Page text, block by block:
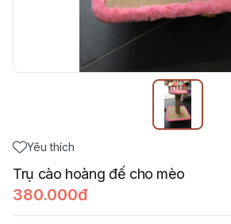
Yêu thích
Trụ cào hoàng đế cho mèo
380.000đ